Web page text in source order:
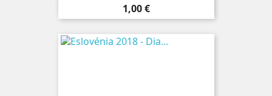
Preço
1,00 €